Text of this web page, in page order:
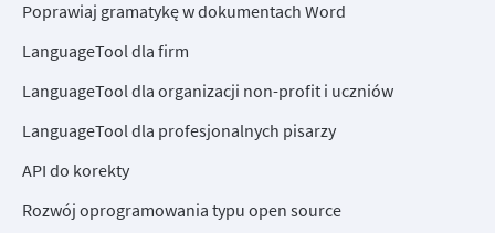
Poprawiaj gramatykę w dokumentach Word
LanguageTool dla firm
LanguageTool dla organizacji non-profit i uczniów
LanguageTool dla profesjonalnych pisarzy
API do korekty
Rozwój oprogramowania typu open source